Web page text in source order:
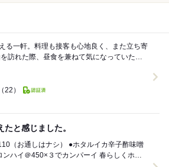
る一軒。料理も接客も心地良く、また立ち寄
（22）
と感じました。